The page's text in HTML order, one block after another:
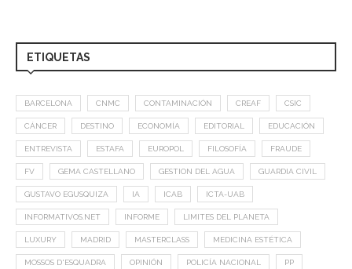
ETIQUETAS
BARCELONA CNMC CONTAMINACIÓN CREAF CSIC
CÁNCER DESTINO ECONOMÍA EDITORIAL EDUCACIÓN
ENTREVISTA ESTAFA EUROPOL FILOSOFÍA FRAUDE
FV GEMA CASTELLANO GESTION DEL AGUA GUARDIA CIVIL
GUSTAVO EGUSQUIZA IA ICAB ICTA-UAB
INFORMATIVOS.NET INFORME LIMITES DEL PLANETA
LUXURY MADRID MASTERCLASS MEDICINA ESTÉTICA
MOSSOS D'ESQUADRA OPINIÓN POLICÍA NACIONAL PP